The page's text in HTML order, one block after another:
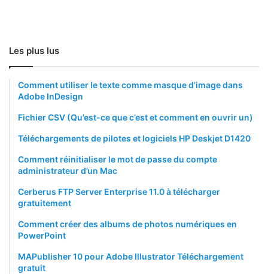
Les plus lus
Comment utiliser le texte comme masque d’image dans
Adobe InDesign
Fichier CSV (Qu’est-ce que c’est et comment en ouvrir un)
Téléchargements de pilotes et logiciels HP Deskjet D1420
Comment réinitialiser le mot de passe du compte
administrateur d’un Mac
Cerberus FTP Server Enterprise 11.0 à télécharger
gratuitement
Comment créer des albums de photos numériques en
PowerPoint
MAPublisher 10 pour Adobe Illustrator Téléchargement
gratuit